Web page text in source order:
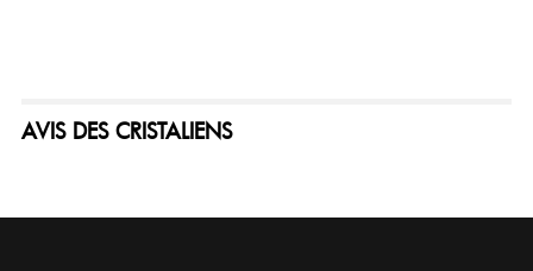
AVIS DES CRISTALIENS